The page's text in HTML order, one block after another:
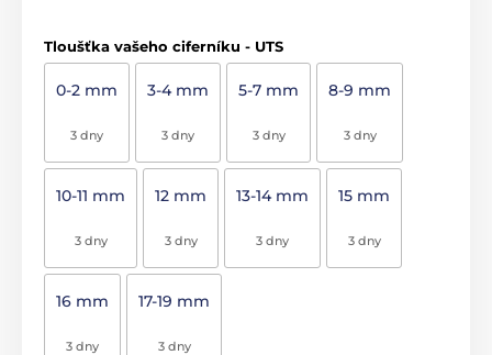
Tloušťka vašeho ciferníku - UTS
0-2 mm
3 dny
3-4 mm
3 dny
5-7 mm
3 dny
8-9 mm
3 dny
10-11 mm
3 dny
12 mm
3 dny
13-14 mm
3 dny
15 mm
3 dny
16 mm
3 dny
17-19 mm
3 dny